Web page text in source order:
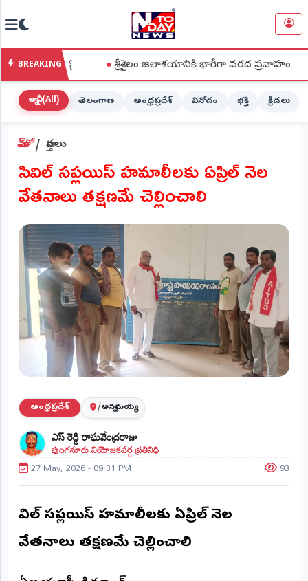
హోమ్
(Home)
STREAMING
లైవ్
(Live
లైవ్
రేడియో
(Live
Radio)
ప్రాంతీయ
వార్తలు
(STATE)
తెలంగాణ
ఆంధ్రప్రదేశ్
ప్రధాన
విభాగాలు
(MAIN)
భక్తి
BREAKING
●శ్రీశైలం జలాశయానికి భారీగా వరద ప్రవాహం ●
అన్నీ (All) తెలంగాణ ఆంధ్రప్రదేశ్ వినోదం భక్తి క్రీడలు
హోమ్ వార్తలు
సివిల్ సప్లయిస్ హమాలీలకు ఏప్రిల్ నెల
వేతనాలు తక్షణమే చెల్లించాలి
ఆంధ్రప్రదేశ్ /అన్నమయ్య
ఎస్ రెడ్డి రాఘవేంద్రరాజు
పుంగనూరు నియోజకవర్గ ప్రతినిధి
27 May, 2026 - 09:31 PM 93
సివిల్ సప్లయిస్ హమాలీలకు ఏప్రిల్ నెల
వేతనాలు తక్షణమే చెల్లించాలి